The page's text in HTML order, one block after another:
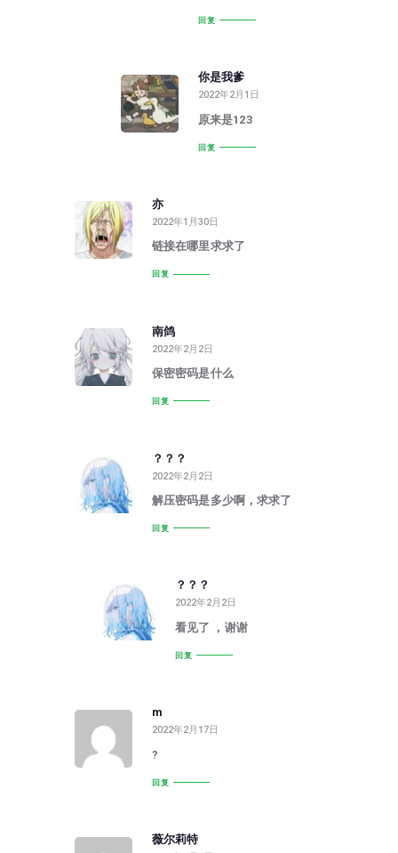
回复
你是我爹
2022年2月1日
原来是123
回复
亦
2022年1月30日
链接在哪里求求了
回复
南鸽
2022年2月2日
保密密码是什么
回复
？？？
2022年2月2日
解压密码是多少啊，求求了
回复
？？？
2022年2月2日
看见了 ，谢谢
回复
m
2022年2月17日
?
回复
薇尔莉特